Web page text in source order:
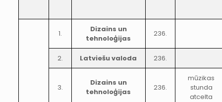
1.
Dizains un
tehnoloģijas
236.
2. Latviešu valoda 236.
3.
Dizains un
tehnoloģijas
236.
mūzikas
stunda
atcelta